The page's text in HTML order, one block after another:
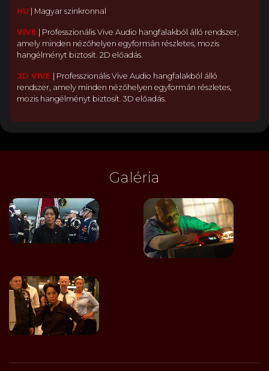
HU Magyar szinkronnal
VIVE
Professzionális Vive Audio hangfalakból álló rendszer,
amely minden nézőhelyen egyformán részletes, mozis
hangélményt biztosít. 2D előadás.
3D VIVE
Professzionális Vive Audio hangfalakból álló
rendszer, amely minden nézőhelyen egyformán részletes,
mozis hangélményt biztosít. 3D előadás.
Galéria